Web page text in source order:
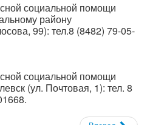
социальной помощи
району
99): тел.8 (8482) 79-05-
социальной помощи
(ул. Почтовая, 1): тел. 8